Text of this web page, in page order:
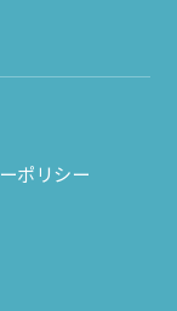
ポリシー